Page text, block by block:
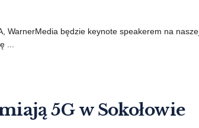
WarnerMedia będzie keynote speakerem na
...
5G w Sokołowie